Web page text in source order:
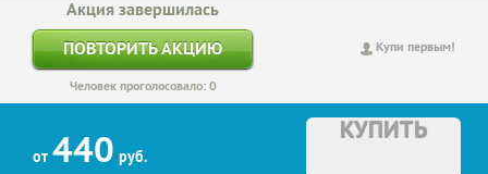
Купи первым!
Акция завершилась
ПОВТОРИТЬ АКЦИЮ
Человек проголосовало: 0
от 440 руб.
КУПИТЬ